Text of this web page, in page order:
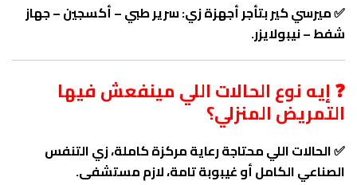
✅ ميرسي كير بتأجر أجهزة زي: سرير طبي – أكسجين – جهاز
شفط – نيبولايزر.
❓ إيه نوع الحالات اللي مينفعش فيها
التمريض المنزلي؟
✅ الحالات اللي محتاجة رعاية مركزة كاملة، زي التنفس
الصناعي الكامل أو غيبوبة تامة، لازم مستشفى.